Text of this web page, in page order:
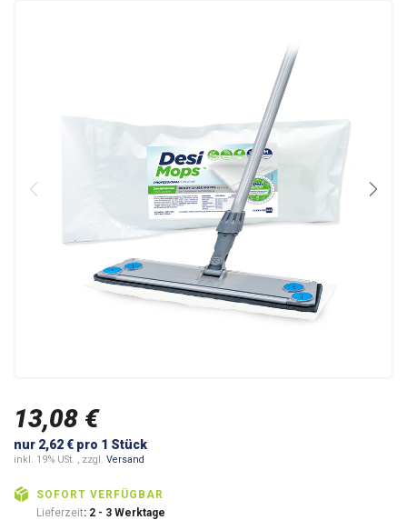
13,08 €
nur 2,62 € pro 1 Stück
inkl. 19% USt. , zzgl. Versand
SOFORT VERFÜGBAR
Lieferzeit: 2 - 3 Werktage